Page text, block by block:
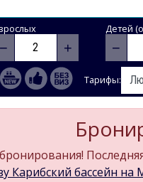
− +
Детей
−
Тарифы:
Карибский бассейн на